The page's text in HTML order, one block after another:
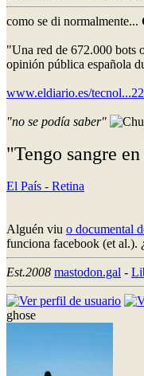
como se di normalmente...
"Una red de 672.000 bots
opinión pública española
www.eldiario.es/
"no se podía saber"
"Tengo sangre
El País - Retina
Alguén viu o documental
funciona facebook (et al.).
Est.2008 mastodon.gal -
ghose